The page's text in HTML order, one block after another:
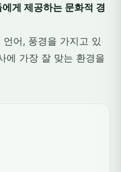
게 제공하는 문화적 경
어, 풍경을 가지고 있
에 가장 잘 맞는 환경을